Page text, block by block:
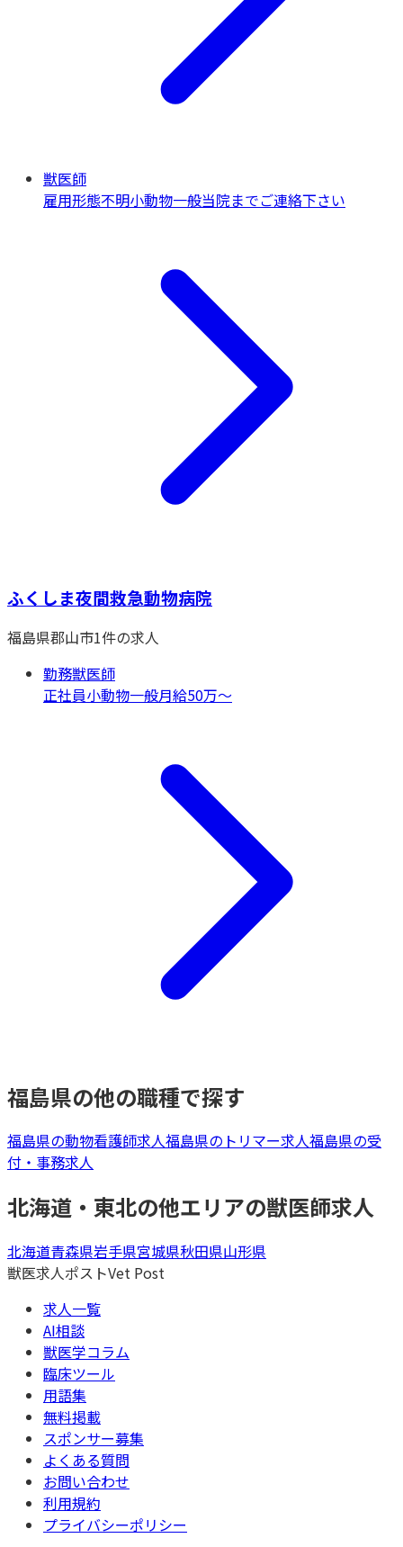
獣医師
雇用形態不明小動物一般当院までご連絡下さい
ふくしま夜間救急動物病院
福島県郡山市1件の求人
勤務獣医師
正社員小動物一般月給50万〜
福島県の他の職種で探す
福島県の動物看護師求人福島県の トリマー求人福島県の受
付・事務求人
北海道・東北の他エリアの獣医師求人
北海道青森県岩手県宮城県秋田県山形県
獣医求人ポストVet Post
求人一覧
AI相談
獣医学コラム
臨床ツール
用語集
無料掲載
スポンサー募集
よくある質問
お問い合わせ
利用規約
プライバシーポリシー